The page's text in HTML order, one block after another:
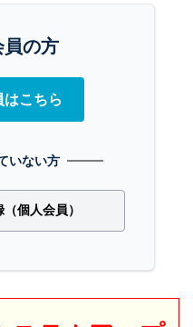
の方
こちら
いない方
個人会員）